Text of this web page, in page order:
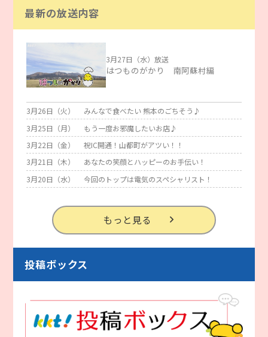
最新の放送内容
3月27日（水）放送
はつものがかり 南阿蘇村編
3月26日（火） みんなで食べたい 熊本のごちそう♪
3月25日（月） もう一度お邪魔したいお店♪
3月22日（金）祝IC開通！山都町がアツい！！
3月21日（木） あなたの笑顔とハッピーのお手伝い！
3月20日（水） 今回のトップは電気のスペシャリスト！
もっと見る
投稿ボックス